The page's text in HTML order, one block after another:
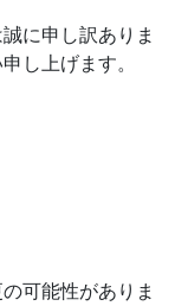
に申し訳ありま
し上げます。
可能性がありま